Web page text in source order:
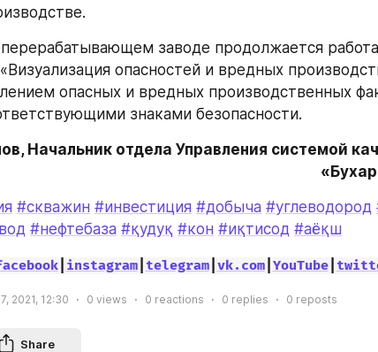
заводе продолжается
опасностей и вредных
опасных и вредных производственных
знаками безопасности.
Начальник отдела Управления системой
#скважин #инвестиция #добыча #углеводород
#нефтебаза #қудуқ #кон #иқтисод #аёқш
| instagram| telegram| vk.com| YouTube|
2021, 12:30 0 views 0 reactions 0 replies 0 reposts
Share